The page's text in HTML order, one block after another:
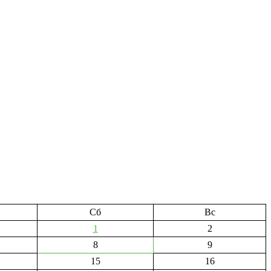
Сб
Вс
1
2
8
9
15
16